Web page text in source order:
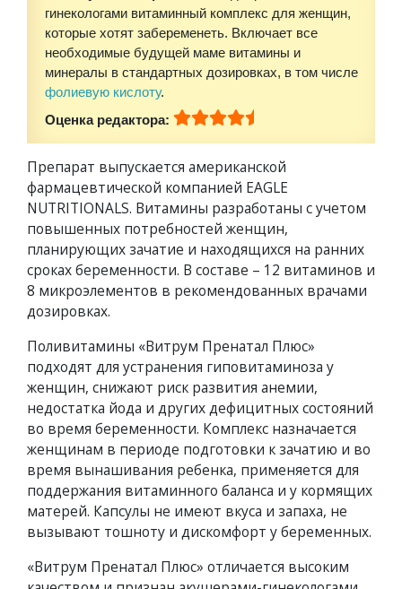
гинекологами витаминный комплекс для женщин,
которые хотят забеременеть. Включает все
необходимые будущей маме витамины и
минералы в стандартных дозировках, в том числе
фолиевую кислоту.
Оценка редактора:
Препарат выпускается американской
фармацевтической компанией EAGLE
NUTRITIONALS. Витамины разработаны с учетом
повышенных потребностей женщин,
планирующих зачатие и находящихся на ранних
сроках беременности. В составе – 12 витаминов и
8 микроэлементов в рекомендованных врачами
дозировках.
Поливитамины «Витрум Пренатал Плюс»
подходят для устранения гиповитаминоза у
женщин, снижают риск развития анемии,
недостатка йода и других дефицитных состояний
во время беременности. Комплекс назначается
женщинам в периоде подготовки к зачатию и во
время вынашивания ребенка, применяется для
поддержания витаминного баланса и у кормящих
матерей. Капсулы не имеют вкуса и запаха, не
вызывают тошноту и дискомфорт у беременных.
«Витрум Пренатал Плюс» отличается высоким